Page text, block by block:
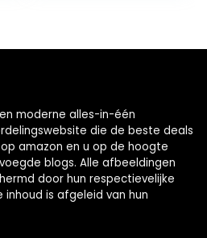
moderne alles-in-één
die de beste deals
amazon en u op de hoogte
blogs. Alle afbeeldingen
door hun respectievelijke
is afgeleid van hun